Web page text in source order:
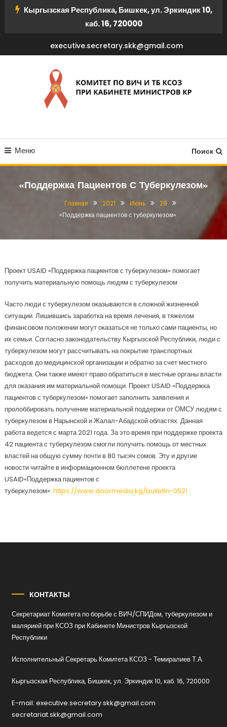
ПерейтиКыргызская Республика, Бишкек, ул. Эркиндик 10,
каб. 16, 720000
executive.secretary.skk@gmail.com
КСОЗ ПРИ КАБИНЕТЕ
МИНИСТРОВ КР
Меню Поиск
«Поддержка Пациентов С Туберкулезом»
Главная 2021 Июнь
29
«Поддержка пациентов с туберкулезом»
Проект USAID «Поддержка пациентов с туберкулезом» помогает
получить материальную помощь людям с туберкулезом
Часто люди с туберкулезом оказываются в сложной жизненной
ситуации. Лишившись заработка на время лечения, в тяжелом
финансовом положении могут оказаться не только сами пациенты, но
их семьи. Согласно законодательству Кыргызской Республики, люди с
туберкулезом могут рассчитывать на покрытие транспортных
расходов до медицинской организации и обратно за счет местного
бюджета. Они также имеют право обратиться в местные органы власти
для оказания им материальной помощи. Проект USAID «Поддержка
пациентов с туберкулезом» помогает заполнить заявления и
пролоббировать получение материальной поддержи от ОМСУ людям с
туберкулезом в Нарынской и Жалал-Абадской областях. Данная
работа ведется с марта 2021 года. За это время при поддержке проекта
42 пациента с туберкулезом смогли получить помощь от местных
властей на общую сумму почти в 80 тысяч сомов. Эту и другие
новости читайте в информационном бюллетене проекта
USAID«Поддержка пациентов с
туберкулезом»: https://www.doormedia.kg/bulletin-0521
КОНТАКТЫ
Секретариат Комитета по борьбе с ВИЧ/СПИДом, туберкулезом и
малярией при КСОЗ при Кабинете Министров Кыргызской
Республики
Исполнительный Секретарь Комитета КСОЗ - Темиралиев Т.А.
Кыргызская Республика, Бишкек, ул. Эркиндик 10, каб. 16, 720000
E-mail: executive.secretary.skk@gmail.com
secretariat.skk@gmail.com